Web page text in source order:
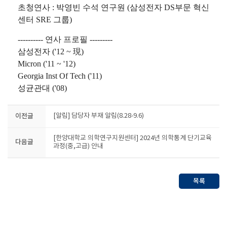
초청연사 : 박영빈 수석 연구원 (삼성전자 DS부문 혁신
센터 SRE 그룹)
---------- 연사 프로필 ---------
삼성전자 ('12 ~ 現)
Micron ('11 ~ '12)
Georgia Inst Of Tech ('11)
성균관대 ('08)
이전글 [알림] 담당자 부재 알림(8.28-9.6)
다음글
[한양대학교 의학연구지원센터] 2024년 의학통계 단기교육
과정(중,고급) 안내
목록